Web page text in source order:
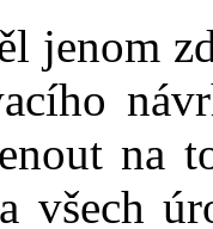
jenom
na
všech